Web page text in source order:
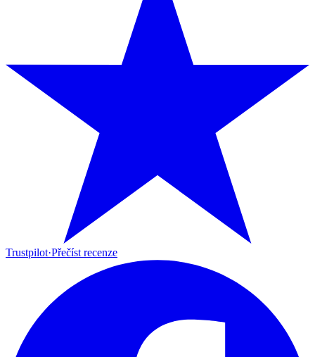
Trustpilot·Přečíst recenze